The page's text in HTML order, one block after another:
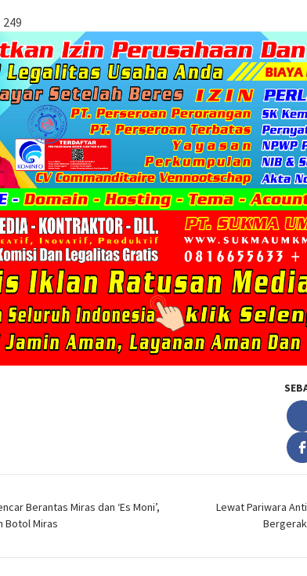
249
Berantas Miras dan ‘Es Moni’,
Botol Miras
Lewat Pariwara